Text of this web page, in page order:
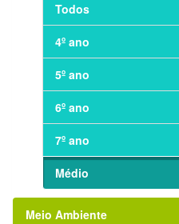
Todos
4º ano
5º ano
6º ano
7º ano
Médio
Meio Ambiente